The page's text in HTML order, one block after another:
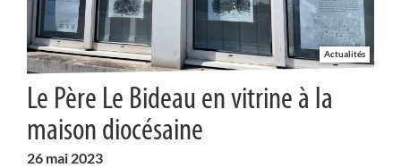
Actualités
Le Père Le Bideau en vitrine à la
maison diocésaine
26 mai 2023